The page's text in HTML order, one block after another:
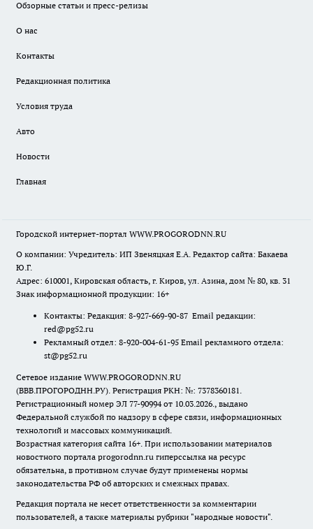
Обзорные статьи и пресс-релизы
О нас
Контакты
Редакционная политика
Условия труда
Авто
Новости
Главная
Городской интернет-портал WWW.PROGORODNN.RU
О компании: Учредитель: ИП Звеняцкая Е.А. Редактор сайта: Бакаева
Ю.Г.
Адрес: 610001, Кировская область, г. Киров, ул. Азина, дом № 80, кв. 31
Знак информационной продукции: 16+
Контакты: Редакция: 8-927-669-90-87 Email редакции:
red@pg52.ru
Рекламный отдел: 8-920-004-61-95 Email рекламного отдела:
st@pg52.ru
Сетевое издание WWW.PROGORODNN.RU
(ВВВ.ПРОГОРОДНН.РУ). Регистрация РКН: №: 7378360181.
Регистрационный номер ЭЛ 77-90994 от 10.03.2026., выдано
Федеральной службой по надзору в сфере связи, информационных
технологий и массовых коммуникаций.
Возрастная категория сайта 16+. При использовании материалов
новостного портала progorodnn.ru гиперссылка на ресурс
обязательна, в противном случае будут применены нормы
законодательства РФ об авторских и смежных правах.
Редакция портала не несет ответственности за комментарии
пользователей, а также материалы рубрики "народные новости".